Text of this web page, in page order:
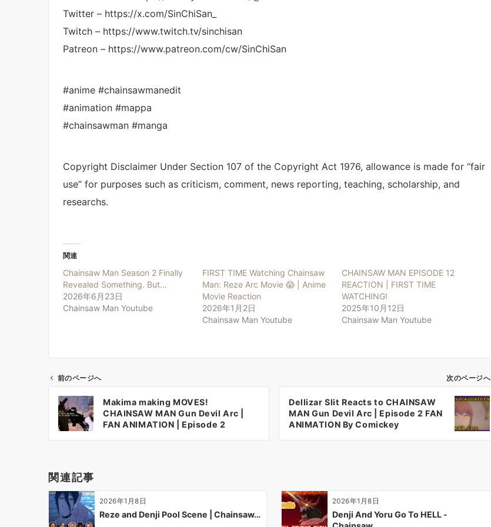
Twitter – https://x.com/SinChiSan_
Twitch – https://www.twitch.tv/sinchisan
Patreon – https://www.patreon.com/cw/SinChiSan
#anime #chainsawmanedit
#animation #mappa
#chainsawman #manga
Copyright Disclaimer Under Section 107 of the Copyright Act 1976, allowance is made for “fair
use” for purposes such as criticism, comment, news reporting, teaching, scholarship, and
researchs.
関連
Chainsaw Man Season 2 Finally
Revealed Something. But…
2026年6月23日
Chainsaw Man Youtube
FIRST TIME Watching Chainsaw
Man: Reze Arc Movie 😱 | Anime
Movie Reaction
2026年1月2日
Chainsaw Man Youtube
CHAINSAW MAN EPISODE 12
REACTION | FIRST TIME
WATCHING!
2025年10月12日
Chainsaw Man Youtube
シ
ョ
ン
前のページへ
Makima making MOVES!
CHAINSAW MAN Gun Devil Arc |
FAN ANIMATION | Episode 2
次のページへ
Dellizar Slit Reacts to CHAINSAW
MAN Gun Devil Arc | Episode 2 FAN
ANIMATION By Comickey
関連記事
2026年1月8日
Reze and Denji Pool Scene | Chainsaw…
2026年1月8日
Denji And Yoru Go To HELL -